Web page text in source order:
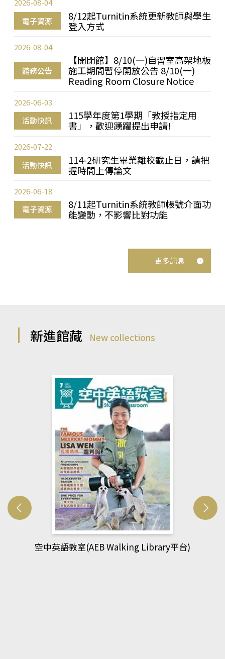
電子資源
8/12起Turnitin系統更新教師與學生
登入方式
2026-08-04
館務公告
【開閉館】8/10(一)自習室高架地板
施工期間暫停開放公告 8/10(一)
Reading Room Closure Notice
2026-08-04
活動快訊
115學年度第1學期「教授指定用
書」，歡迎踴躍提出申請!
2026-06-03
活動快訊
114-2研究生畢業離校截止日，請把
握時間上傳論文
2026-07-22
電子資源
8/11起Turnitin系統教師帳號介面功
能變動，不影響比對功能
2026-06-18
更多訊息
新進館藏 New collections
網管人(kono平台)